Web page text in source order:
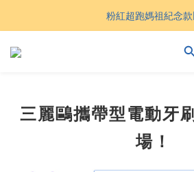
Welcome
粉紅超跑媽祖紀念
三麗鷗攜帶型電動牙
場！